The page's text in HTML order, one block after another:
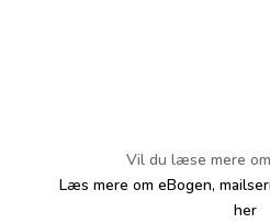
Vil du læse mere
Læs mere om eBogen,
her